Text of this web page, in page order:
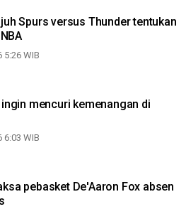
Spurs versus Thunder tentukan
5:26 WIB
mencuri kemenangan di
6:03 WIB
De'Aaron Fox absen